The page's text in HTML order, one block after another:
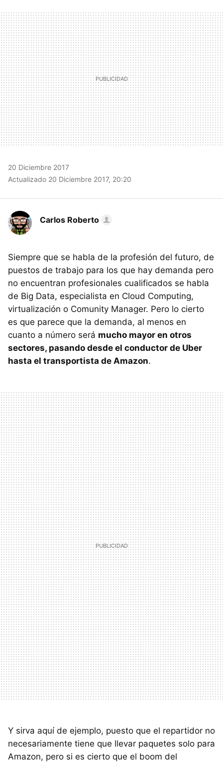
MAIL
20 Diciembre 2017
Actualizado 20 Diciembre 2017, 20:20
Carlos Roberto
Siempre que se habla de la profesión del futuro, de
puestos de trabajo para los que hay demanda pero
no encuentran profesionales cualificados se habla
de Big Data, especialista en Cloud Computing,
virtualización o Comunity Manager. Pero lo cierto
es que parece que la demanda, al menos en
cuanto a número será mucho mayor en otros
sectores, pasando desde el conductor de Uber
hasta el transportista de Amazon.
Y sirva aquí de ejemplo, puesto que el repartidor no
necesariamente tiene que llevar paquetes solo para
Amazon, pero si es cierto que el boom del